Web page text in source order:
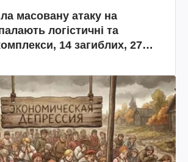
масовану атаку на
логістичні та
14 загиблих, 27
відео)